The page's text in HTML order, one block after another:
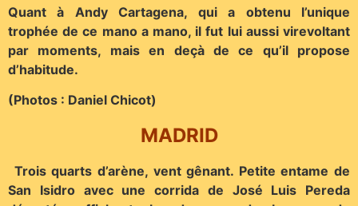
Quant à Andy Cartagena, qui a obtenu l’unique
trophée de ce mano a mano, il fut lui aussi virevoltant
par moments, mais en deçà de ce qu’il propose
d’habitude.
(Photos : Daniel Chicot)
MADRID
Trois quarts d’arène, vent gênant. Petite entame de
San Isidro avec une corrida de José Luis Pereda